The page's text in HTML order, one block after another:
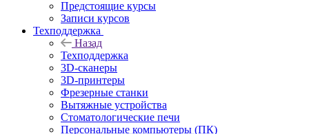
Предстоящие курсы
Записи курсов
Техподдержка
Назад
Техподдержка
3D-сканеры
3D-принтеры
Фрезерные станки
Вытяжные устройства
Стоматологические печи
Персональные компьютеры (ПК)